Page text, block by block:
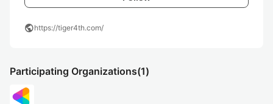
publichttps://tiger4th.com/
Participating Organizations(1)